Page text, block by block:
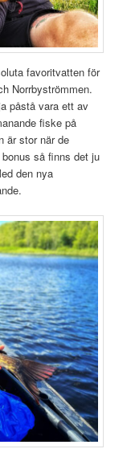
favoritvatten för
Norrbyströmmen.
påstå vara ett av
fiske på
är stor när de
så finns det ju
den nya